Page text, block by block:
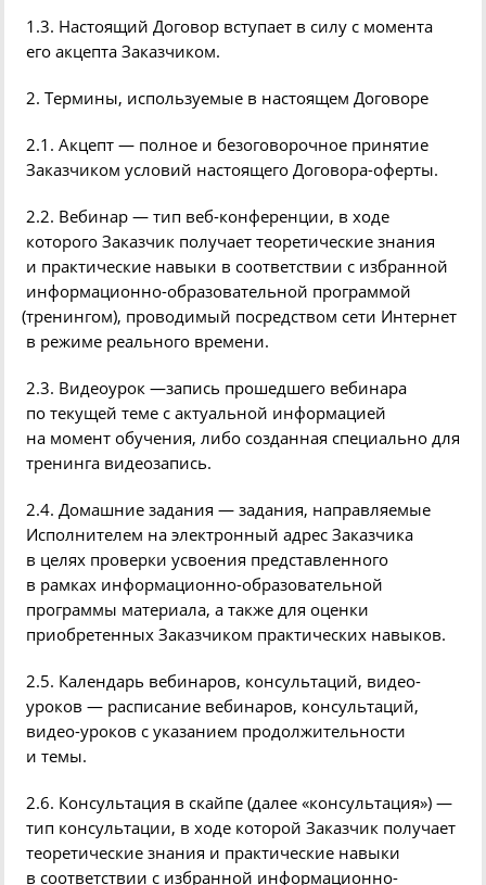
1.3. Настоящий Договор вступает в силу с момента
его акцепта Заказчиком.
2. Термины, используемые в настоящем Договоре
2.1. Акцепт — полное и безоговорочное принятие
Заказчиком условий настоящего Договора-оферты.
2.2. Вебинар — тип веб-конференции, в ходе
которого Заказчик получает теоретические знания
и практические навыки в соответствии с избранной
информационно-образовательной программой
(тренингом), проводимый посредством сети Интернет
в режиме реального времени.
2.3. Видеоурок —запись прошедшего вебинара
по текущей теме с актуальной информацией
на момент обучения, либо созданная специально для
тренинга видеозапись.
2.4. Домашние задания — задания, направляемые
Исполнителем на электронный адрес Заказчика
в целях проверки усвоения представленного
в рамках информационно-образовательной
программы материала, а также для оценки
приобретенных Заказчиком практических навыков.
2.5. Календарь вебинаров, консультаций, видео-
уроков — расписание вебинаров, консультаций,
видео-уроков с указанием продолжительности
и темы.
2.6. Консультация в скайпе (далее «консультация») —
тип консультации, в ходе которой Заказчик получает
теоретические знания и практические навыки
в соответствии с избранной информационно-